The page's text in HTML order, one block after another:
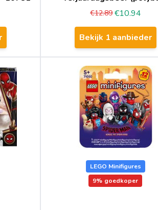
€12.89 €10.94
Bekijk 1 aanbieder
LEGO Minifigures
9% goedkoper